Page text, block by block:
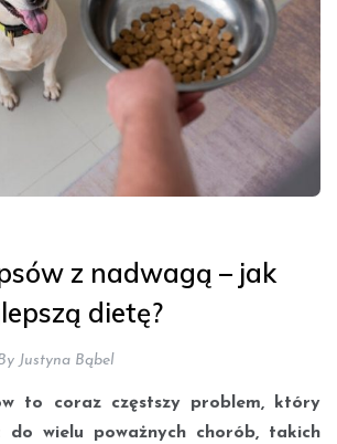
z nadwagą – jak
dietę?
Justyna Bąbel
to coraz częstszy problem, który
do wielu poważnych chorób, takich